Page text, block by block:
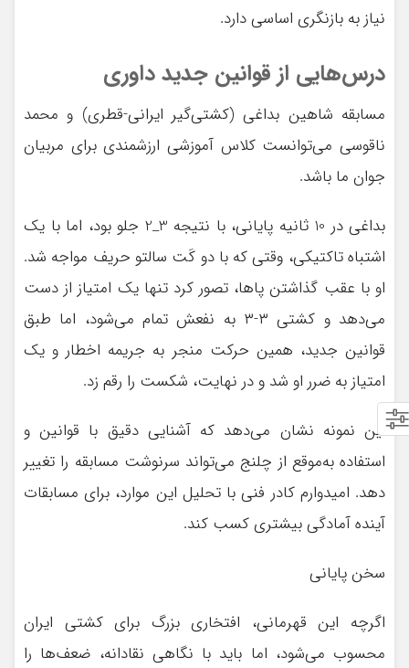
نیاز به بازنگری اساسی دارد.
درس‌هایی از قوانین جدید داوری
مسابقه شاهین بداغی (کشتی‌گیر ایرانی-قطری) و محمد
ناقوسی می‌توانست کلاس آموزشی ارزشمندی برای مربیان
جوان ما باشد.
بداغی در 10 ثانیه پایانی، با نتیجه 3_2 جلو بود، اما با یک
اشتباه تاکتیکی، وقتی که با دو کَت سالتو حریف مواجه شد.
او با عقب گذاشتن پاها، تصور کرد تنها یک امتیاز از دست
می‌دهد و کشتی ۳-۳ به نفعش تمام می‌شود، اما طبق
قوانین جدید، همین حرکت منجر به جریمه اخطار و یک
امتیاز به ضرر او شد و در نهایت، شکست را رقم زد.
این نمونه نشان می‌دهد که آشنایی دقیق با قوانین و
استفاده به‌موقع از چلنج می‌تواند سرنوشت مسابقه را تغییر
دهد. امیدوارم کادر فنی با تحلیل این موارد، برای مسابقات
آینده آمادگی بیشتری کسب کند.
سخن پایانی
اگرچه این قهرمانی، افتخاری بزرگ برای کشتی ایران
محسوب می‌شود، اما باید با نگاهی نقادانه، ضعف‌ها را